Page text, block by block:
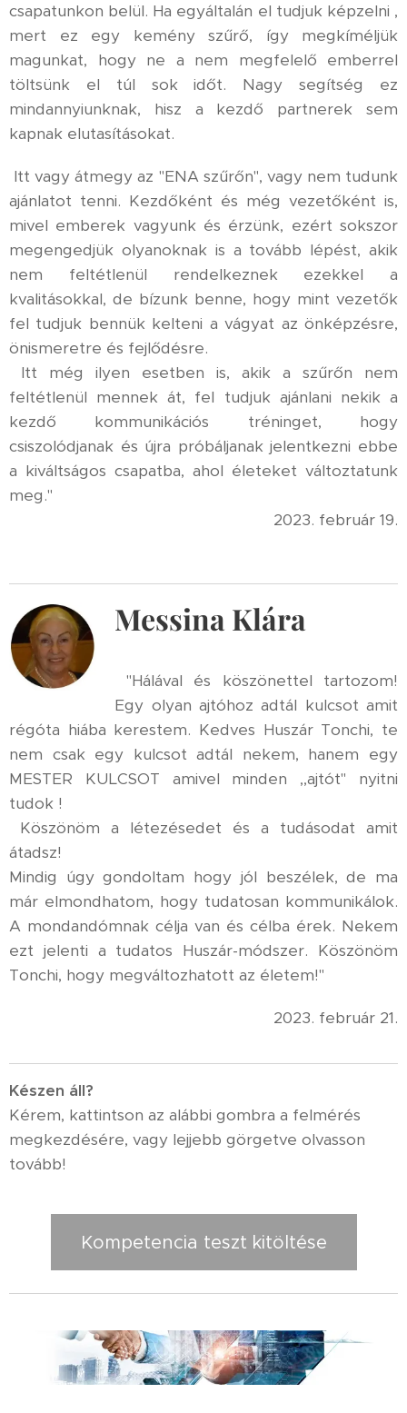
csapatunkon belül. Ha egyáltalán el tudjuk képzelni ,
mert ez egy kemény szűrő, így megkíméljük
magunkat, hogy ne a nem megfelelő emberrel
töltsünk el túl sok időt. Nagy segítség ez
mindannyiunknak, hisz a kezdő partnerek sem
kapnak elutasításokat.
Itt vagy átmegy az "ENA szűrőn", vagy nem tudunk
ajánlatot tenni. Kezdőként és még vezetőként is,
mivel emberek vagyunk és érzünk, ezért sokszor
megengedjük olyanoknak is a tovább lépést, akik
nem feltétlenül rendelkeznek ezekkel a
kvalitásokkal, de bízunk benne, hogy mint vezetők
fel tudjuk bennük kelteni a vágyat az önképzésre,
önismeretre és fejlődésre.
Itt még ilyen esetben is, akik a szűrőn nem
feltétlenül mennek át, fel tudjuk ajánlani nekik a
kezdő kommunikációs tréninget, hogy
csiszolódjanak és újra próbáljanak jelentkezni ebbe
a kiváltságos csapatba, ahol életeket változtatunk
meg."
2023. február 19.
Messina Klára
"Hálával és köszönettel tartozom!
Egy olyan ajtóhoz adtál kulcsot amit
régóta hiába kerestem. Kedves Huszár Tonchi, te
nem csak egy kulcsot adtál nekem, hanem egy
MESTER KULCSOT amivel minden ,,ajtót" nyitni
tudok !
Köszönöm a létezésedet és a tudásodat amit
átadsz!
Mindig úgy gondoltam hogy jól beszélek, de ma
már elmondhatom, hogy tudatosan kommunikálok.
A mondandómnak célja van és célba érek. Nekem
ezt jelenti a tudatos Huszár-módszer. Köszönöm
Tonchi, hogy megváltozhatott az életem!"
2023. február 21.
Készen áll?
Kérem, kattintson az alábbi gombra a felmérés
megkezdésére, vagy lejjebb görgetve olvasson
tovább!
Kompetencia teszt kitöltése